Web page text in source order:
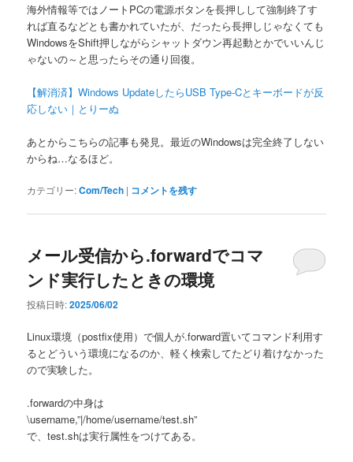
海外情報等ではノートPCの電源ボタンを長押しして強制終了す
れば直るなどとも書かれていたが、だったら長押しじゃなくても
WindowsをShift押しながらシャットダウン再起動とかでいいんじ
ゃないの～と思ったらその通り回復。
【解消済】Windows UpdateしたらUSB Type-Cとキーボードが反
応しない｜とりーぬ
あとからこちらの記事も発見。最近のWindowsは完全終了しない
からね…なるほど。
カテゴリー:Com/Tech | コメントを残す
メール受信から.forwardでコマ
ンド実行したときの環境
投稿日時:2025/06/02
Linux環境（postfix使用）で個人が.forward置いてコマンド利用す
るとどういう環境になるのか、軽く検索してたどり着けなかった
ので実験した。
.forwardの中身は
\username,”|/home/username/test.sh”
で、test.shは実行属性をつけてある。